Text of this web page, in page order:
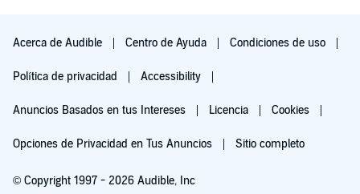
Acerca de Audible Centro de Ayuda Condiciones de uso
Política de privacidad Accessibility
Anuncios Basados en tus Intereses Licencia Cookies
Opciones de Privacidad en Tus Anuncios Sitio completo
© Copyright 1997 - 2026 Audible, Inc